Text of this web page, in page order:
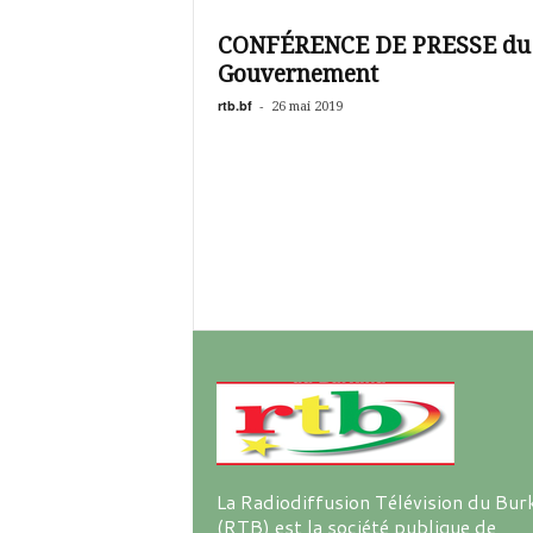
i
CONFÉRENCE DE PRESSE du
Gouvernement
rtb.bf - 26 mai 2019
La Radiodiffusion Télévision du
(RTB) est la société publique de